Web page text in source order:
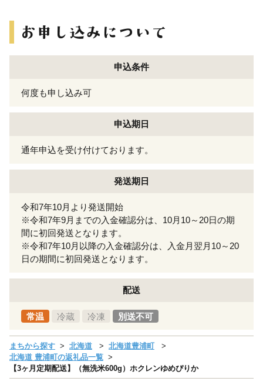
申込条件
何度も申し込み可
申込期日
通年申込を受け付けております。
発送期日
令和7年10月より発送開始
※令和7年9月までの入金確認分は、10月10～20日の期
間に初回発送となります。
※令和7年10月以降の入金確認分は、入金月翌月10～20
日の期間に初回発送となります。
配送
常温 冷蔵 冷凍 別送不可
まちから探す 北海道
北海道豊浦町
北海道 豊浦町の返礼品一覧
【3ヶ月定期配送】（無洗米600g）ホクレンゆめぴりか